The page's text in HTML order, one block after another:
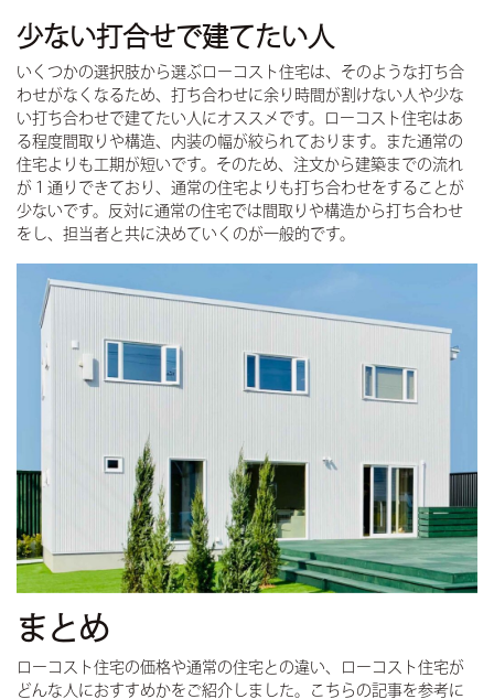
少ない打合せで建てたい人
いくつかの選択肢から選ぶローコスト住宅は、そのような打ち合
わせがなくなるため、打ち合わせに余り時間が割けない人や少な
い打ち合わせで建てたい人にオススメです。ローコスト住宅はあ
る程度間取りや構造、内装の幅が絞られております。また通常の
住宅よりも工期が短いです。そのため、注文から建築までの流れ
が１通りできており、通常の住宅よりも打ち合わせをすることが
少ないです。反対に通常の住宅では間取りや構造から打ち合わせ
をし、担当者と共に決めていくのが一般的です。
まとめ
ローコスト住宅の価格や通常の住宅との違い、ローコスト住宅が
どんな人におすすめかをご紹介しました。こちらの記事を参考に